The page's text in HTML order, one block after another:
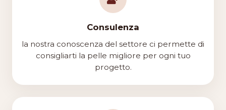
Consulenza
la nostra conoscenza del settore ci permette di
consigliarti la pelle migliore per ogni tuo
progetto.